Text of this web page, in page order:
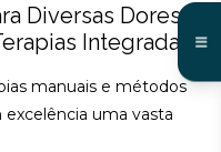
Diversas Dores e
Integradas
manuais e métodos
uma vasta